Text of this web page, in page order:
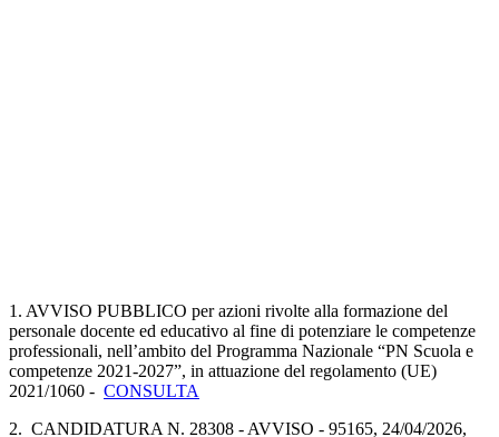
1. AVVISO PUBBLICO per azioni rivolte alla formazione del
personale docente ed educativo al fine di potenziare le competenze
professionali, nell’ambito del Programma Nazionale “PN Scuola e
competenze 2021-2027”, in attuazione del regolamento (UE)
2021/1060 - CONSULTA
2. CANDIDATURA N. 28308 - AVVISO - 95165, 24/04/2026,